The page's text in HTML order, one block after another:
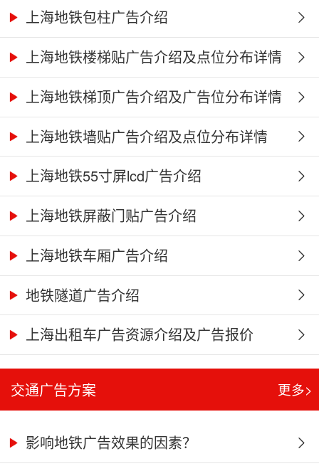
上海地铁包柱广告介绍
上海地铁楼梯贴广告介绍及点位分布详情
上海地铁梯顶广告介绍及广告位分布详情
上海地铁墙贴广告介绍及点位分布详情
上海地铁55寸屏lcd广告介绍
上海地铁屏蔽门贴广告介绍
上海地铁车厢广告介绍
地铁隧道广告介绍
上海出租车广告资源介绍及广告报价
交通广告方案 更多>
影响地铁广告效果的因素？